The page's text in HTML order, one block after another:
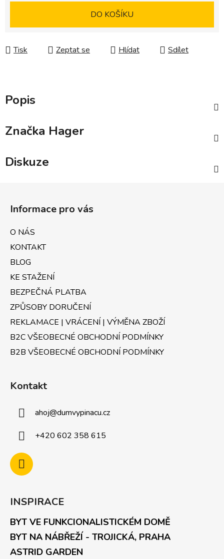
DO KOŠÍKU
Tisk Zeptat se Hlídat Sdílet
Popis
Značka Hager
Diskuze
Informace pro vás
O NÁS
KONTAKT
BLOG
KE STAŽENÍ
BEZPEČNÁ PLATBA
ZPŮSOBY DORUČENÍ
REKLAMACE | VRÁCENÍ | VÝMĚNA ZBOŽÍ
B2C VŠEOBECNÉ OBCHODNÍ PODMÍNKY
B2B VŠEOBECNÉ OBCHODNÍ PODMÍNKY
Kontakt
ahoj@dumvypinacu.cz
+420 602 358 615
INSPIRACE
BYT VE FUNKCIONALISTICKÉM DOMĚ
BYT NA NÁBŘEŽÍ - TROJICKÁ, PRAHA
ASTRID GARDEN